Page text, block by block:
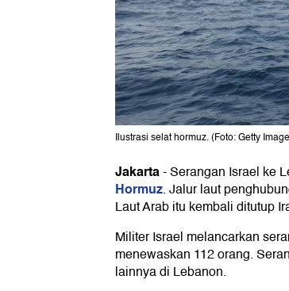
Ilustrasi selat hormuz. (Foto: Getty
Jakarta-Serangan Israel ke
Hormuz. Jalur laut
Laut Arab itu kembali ditutup
Militer Israel melancarkan
menewaskan 112 orang.
lainnya di Lebanon.